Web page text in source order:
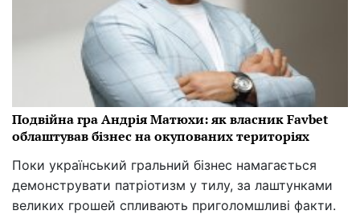
Подвійна гра Андрія Матюхи: як власник Favbet
облаштував бізнес на окупованих територіях
Поки український гральний бізнес намагається
демонструвати патріотизм у тилу, за лаштунками
великих грошей спливають приголомшливі факти.